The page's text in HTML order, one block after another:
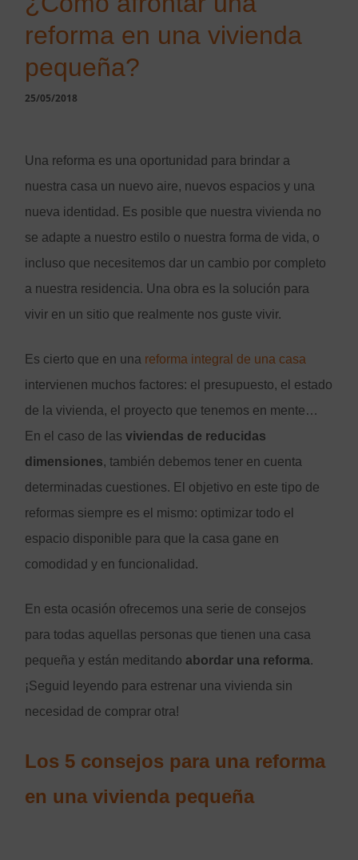
TERRAZAS
FACHADAS
INTERIORISMO
CONSTRUCCIÓN
reforma en una vivienda
pequeña?
25/05/2018
Una reforma es una oportunidad para brindar a
nuestra casa un nuevo aire, nuevos espacios y una
nueva identidad. Es posible que nuestra vivienda no
se adapte a nuestro estilo o nuestra forma de vida, o
incluso que necesitemos dar un cambio por completo
a nuestra residencia. Una obra es la solución para
vivir en un sitio que realmente nos guste vivir.
Es cierto que en una reforma integral de una casa
intervienen muchos factores: el presupuesto, el estado
de la vivienda, el proyecto que tenemos en mente…
En el caso de las viviendas de reducidas
dimensiones, también debemos tener en cuenta
determinadas cuestiones. El objetivo en este tipo de
reformas siempre es el mismo: optimizar todo el
espacio disponible para que la casa gane en
comodidad y en funcionalidad.
En esta ocasión ofrecemos una serie de consejos
para todas aquellas personas que tienen una casa
pequeña y están meditando abordar una reforma.
¡Seguid leyendo para estrenar una vivienda sin
necesidad de comprar otra!
Los 5 consejos para una reforma
en una vivienda pequeña